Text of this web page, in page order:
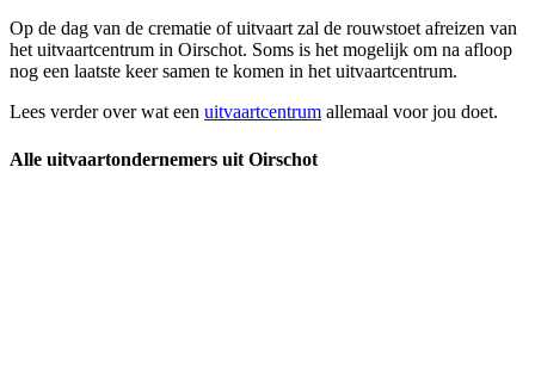
Op de dag van de crematie of uitvaart zal de rouwstoet afreizen van
het uitvaartcentrum in Oirschot. Soms is het mogelijk om na afloop
nog een laatste keer samen te komen in het uitvaartcentrum.
Lees verder over wat een uitvaartcentrum allemaal voor jou doet.
Alle uitvaartondernemers uit Oirschot